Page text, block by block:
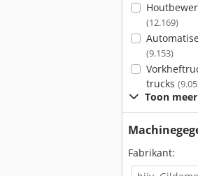
(12.169)
(9.153)
trucks
Toon meer
Fabrikant: